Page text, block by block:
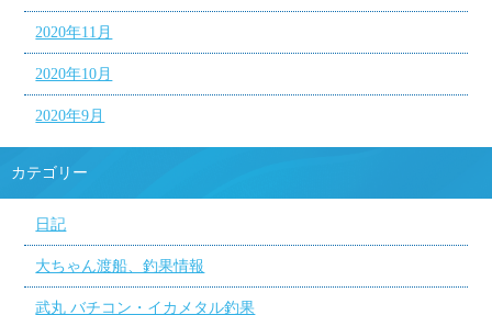
2020年11月
2020年10月
2020年9月
カテゴリー
日記
大ちゃん渡船、釣果情報
武丸 バチコン・イカメタル釣果